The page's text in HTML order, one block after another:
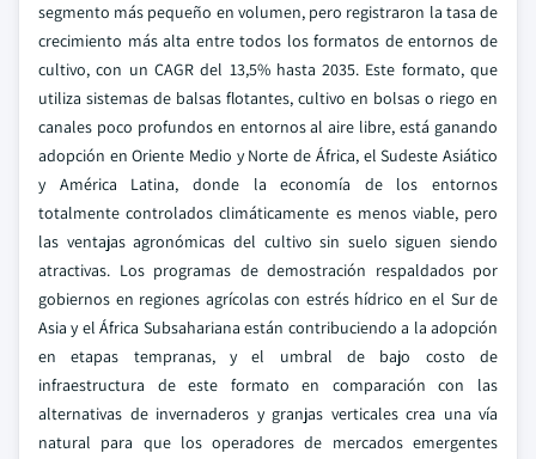
segmento más pequeño en volumen, pero registraron la tasa de
crecimiento más alta entre todos los formatos de entornos de
cultivo, con un CAGR del 13,5% hasta 2035. Este formato, que
utiliza sistemas de balsas flotantes, cultivo en bolsas o riego en
canales poco profundos en entornos al aire libre, está ganando
adopción en Oriente Medio y Norte de África, el Sudeste Asiático
y América Latina, donde la economía de los entornos
totalmente controlados climáticamente es menos viable, pero
las ventajas agronómicas del cultivo sin suelo siguen siendo
atractivas. Los programas de demostración respaldados por
gobiernos en regiones agrícolas con estrés hídrico en el Sur de
Asia y el África Subsahariana están contribuciendo a la adopción
en etapas tempranas, y el umbral de bajo costo de
infraestructura de este formato en comparación con las
alternativas de invernaderos y granjas verticales crea una vía
natural para que los operadores de mercados emergentes